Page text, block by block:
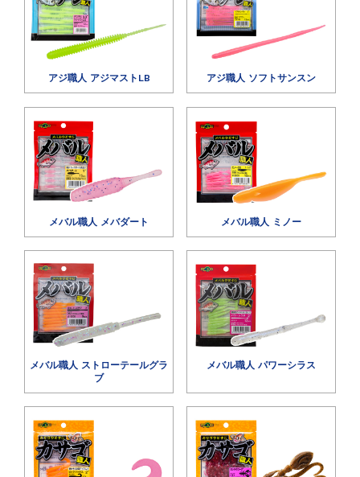
アジ職人 アジマストLB アジ職人 ソフトサンスン
メバル職人 メバダート メバル職人 ミノー
メバル職人 ストローテールグラ
ブ
メバル職人 パワーシラス